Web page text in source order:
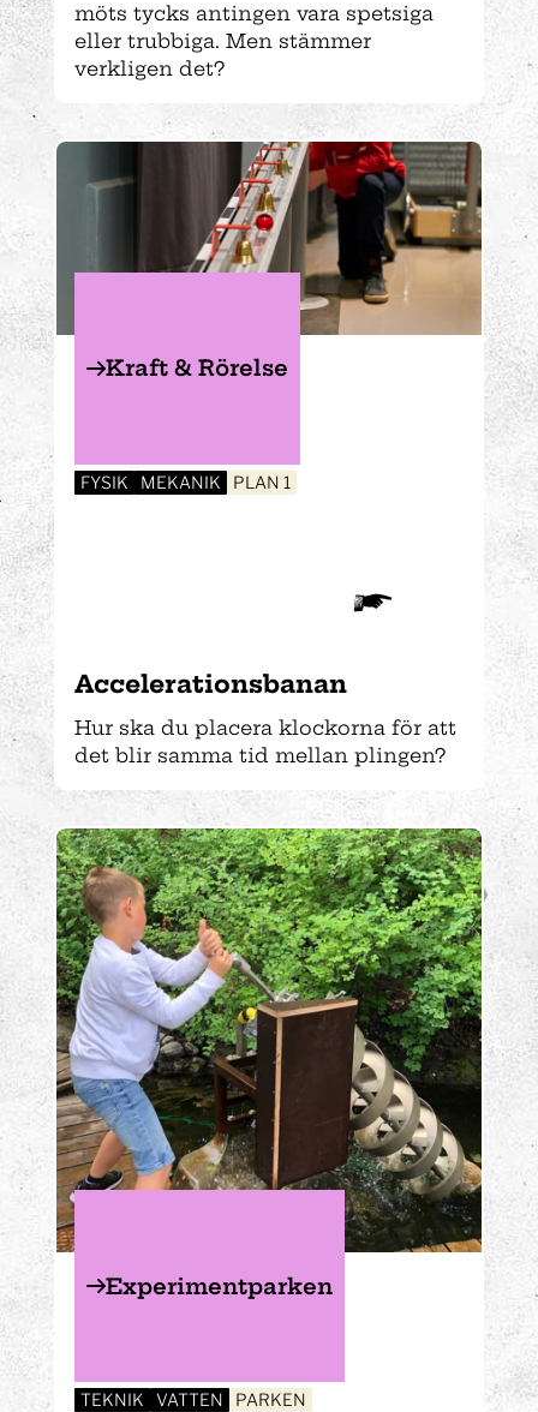
möts tycks antingen vara spetsiga
eller trubbiga. Men stämmer
verkligen det?
Accelerations­banan
Kraft & Rörelse
FYSIK MEKANIK PLAN 1
Hur ska du placera klockorna för att
det blir samma tid mellan plingen?
Experimentparken
TEKNIK VATTEN PARKEN